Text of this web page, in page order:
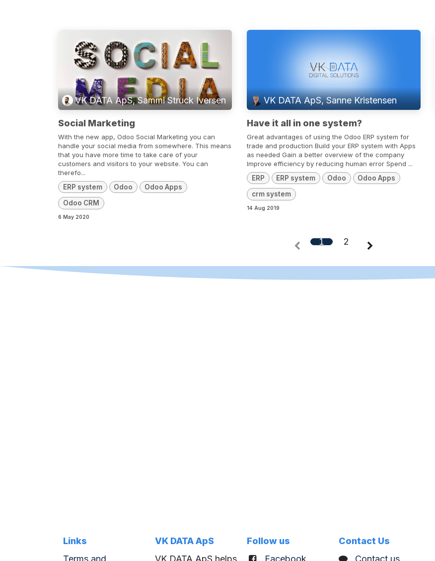
VK DATA ApS, Sammi Struck Iversen
Social Marketing
With the new app, Odoo Social Marketing you can
handle your social media from somewhere. This means
that you have more time to take care of your
customers and visitors to your website. You can
therefo...
ERP system
Odoo Odoo Apps
Odoo CRM
6 May 2020
VK DATA ApS, Sanne Kristensen
Have it all in one system?
Great advantages of using the Odoo ERP system for
trade and production Build your ERP system with Apps
as needed Gain a better overview of the company
Improve efficiency by reducing human error Spend ...
ERP
ERP system Odoo Odoo Apps
crm system
14 Aug 2019
1 2
Follow us
Facebook
Contact Us
Contact us
Links
Terms and
VK DATA ApS
VK DATA ApS helps